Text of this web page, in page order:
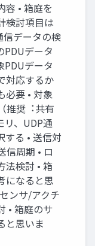
容 • 箱庭を
検討項⽬は
信データの検
PDUデータ
PDUデータ
対応するか
必要 • 対象
推奨︓共有
リ、UDP通
る • 送信対
信周期 • ロ
法検討 • 箱
になると思
ンサ/アクチ
• 箱庭のサ
と思いま